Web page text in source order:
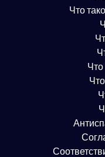
Что
Что